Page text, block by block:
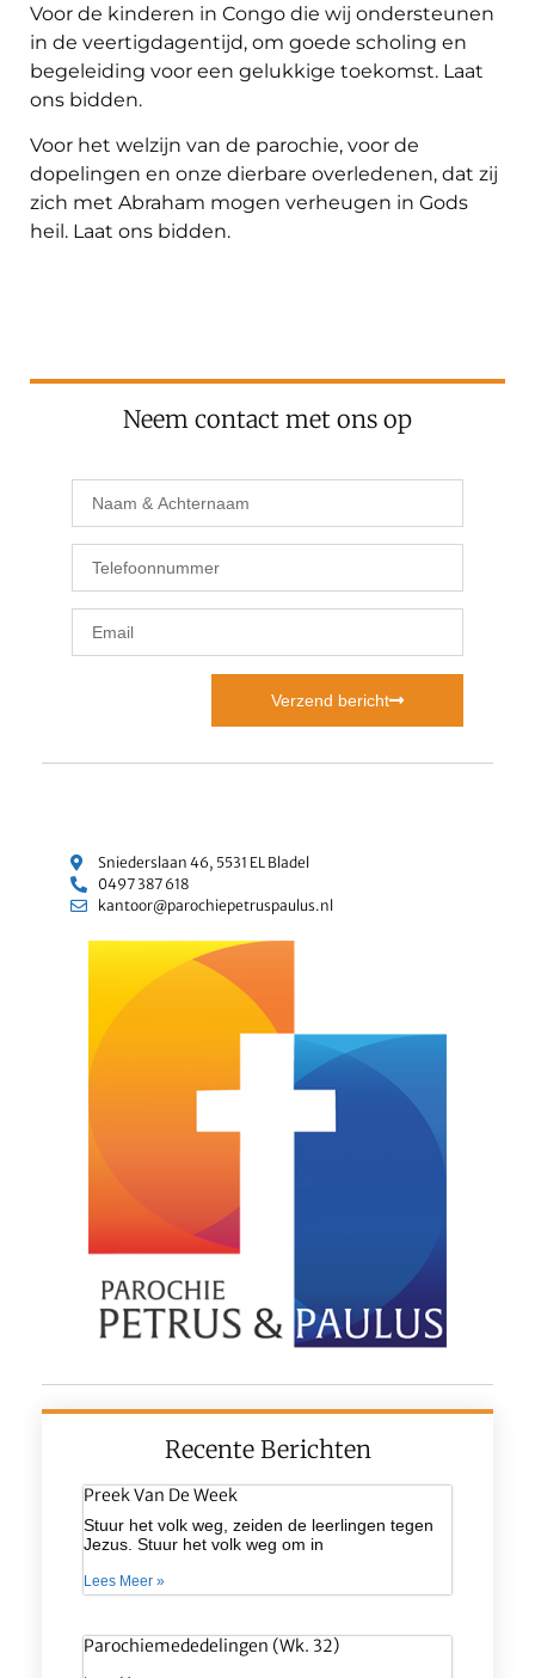
Voor de kinderen in Congo die wij ondersteunen
in de veertigdagentijd, om goede scholing en
begeleiding voor een gelukkige toekomst. Laat
ons bidden.
Voor het welzijn van de parochie, voor de
dopelingen en onze dierbare overledenen, dat zij
zich met Abraham mogen verheugen in Gods
heil. Laat ons bidden.
Neem contact met ons op
Verzend bericht
Sniederslaan 46, 5531 EL Bladel
0497 387 618
kantoor@parochiepetruspaulus.nl
Recente Berichten
Preek Van De Week
Stuur het volk weg, zeiden de leerlingen tegen
Jezus. Stuur het volk weg om in
Lees Meer »
Parochiemededelingen (wk. 32)